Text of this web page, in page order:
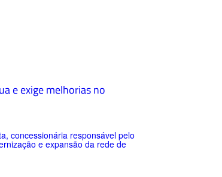
e exige melhorias no
concessionária responsável pelo
e expansão da rede de